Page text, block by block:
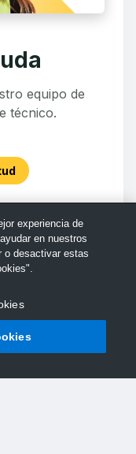
equipo de
técnico.
experiencia de
en nuestros
o desactivar estas